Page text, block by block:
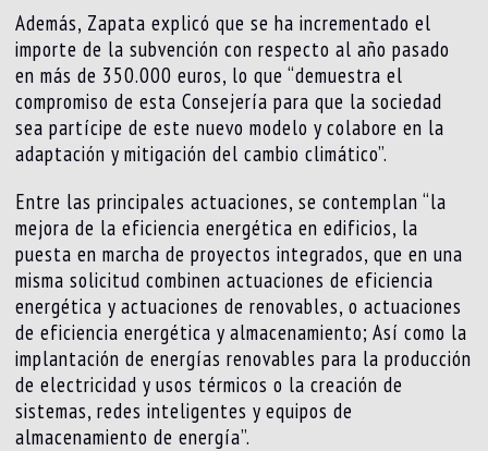
Además, Zapata explicó que se ha incrementado el
importe de la subvención con respecto al año pasado
en más de 350.000 euros, lo que “demuestra el
compromiso de esta Consejería para que la sociedad
sea partícipe de este nuevo modelo y colabore en la
adaptación y mitigación del cambio climático”.
Entre las principales actuaciones, se contemplan “la
mejora de la eficiencia energética en edificios, la
puesta en marcha de proyectos integrados, que en una
misma solicitud combinen actuaciones de eficiencia
energética y actuaciones de renovables, o actuaciones
de eficiencia energética y almacenamiento; Así como la
implantación de energías renovables para la producción
de electricidad y usos térmicos o la creación de
sistemas, redes inteligentes y equipos de
almacenamiento de energía”.